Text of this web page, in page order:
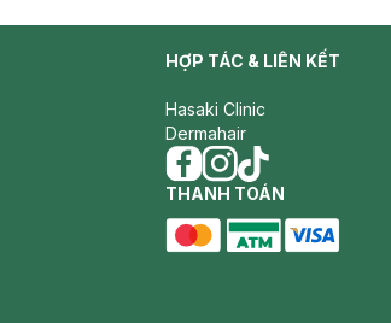
HỢP TÁC & LIÊN KẾT
Hasaki Clinic
Dermahair
facebook
instagram
tiktok
THANH TOÁN